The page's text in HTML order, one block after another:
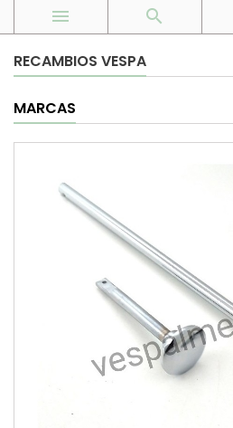
 
RECAMBIOS VESPA
MARCAS